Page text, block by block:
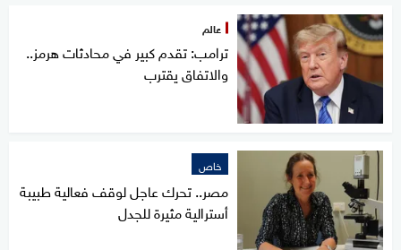
عالم
ترامب: تقدم كبير في محادثات هرمز..
والاتفاق يقترب
خاص
مصر.. تحرك عاجل لوقف فعالية طبيبة
أسترالية مثيرة للجدل